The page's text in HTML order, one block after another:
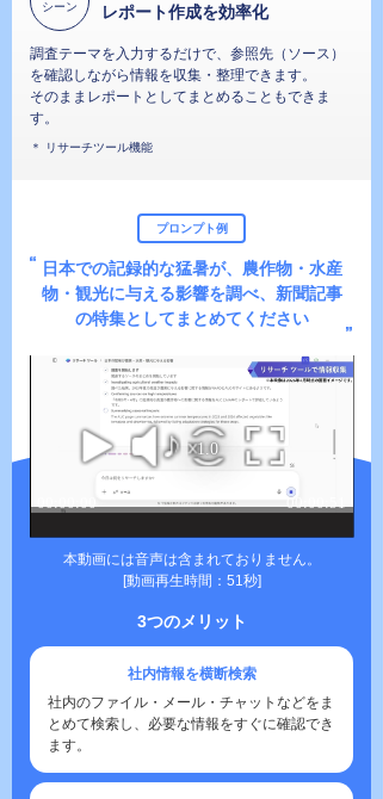
シーン レポート作成を効率化
調査テーマを入力するだけで、参照先（ソース）
を確認しながら情報を収集・整理できます。
そのままレポートとしてまとめることもできま
す。
＊ リサーチツール機能
プロンプト例
日本での記録的な猛暑が、農作物・水産
物・観光に与える影響を調べ、 新聞記事
の特集としてまとめてください
本動画には音声は含まれておりません。
[動画再生時間：51秒]
3つのメリット
社内情報を横断検索
社内のファイル・メール・チャットなどをま
とめて検索し、必要な情報をすぐに確認でき
ます。